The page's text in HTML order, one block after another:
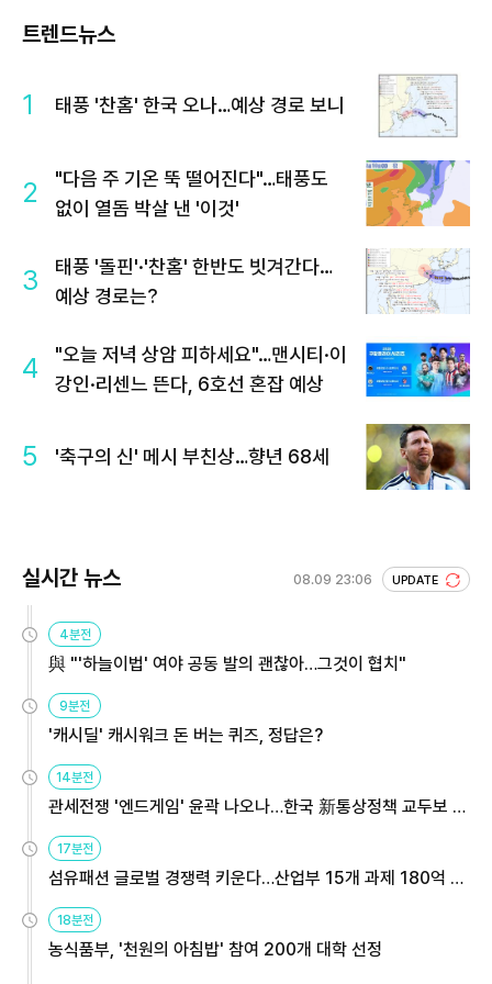
트렌드뉴스
1 태풍 '찬홈' 한국 오나…예상 경로 보니
2
"다음 주 기온 뚝 떨어진다"…태풍도
없이 열돔 박살 낸 '이것'
3
태풍 '돌핀'·'찬홈' 한반도 빗겨간다…
예상 경로는?
4
"오늘 저녁 상암 피하세요"…맨시티·이
강인·리센느 뜬다, 6호선 혼잡 예상
5 '축구의 신' 메시 부친상…향년 68세
실시간 뉴스 08.09 23:06 UPDATE
4분전
與 "'하늘이법' 여야 공동 발의 괜찮아…그것이 협치"
9분전
'캐시딜' 캐시워크 돈 버는 퀴즈, 정답은?
14분전
관세전쟁 '엔드게임' 윤곽 나오나…한국 新통상정책 교두보 활
용해야
17분전
섬유패션 글로벌 경쟁력 키운다…산업부 15개 과제 180억 지
원
18분전
농식품부, '천원의 아침밥' 참여 200개 대학 선정